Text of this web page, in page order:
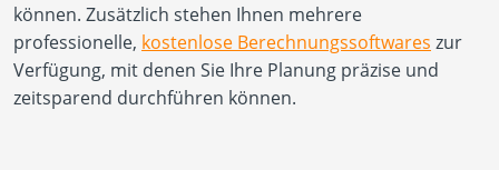
können. Zusätzlich stehen Ihnen mehrere
professionelle, kostenlose Berechnungssoftwares zur
Verfügung, mit denen Sie Ihre Planung präzise und
zeitsparend durchführen können.